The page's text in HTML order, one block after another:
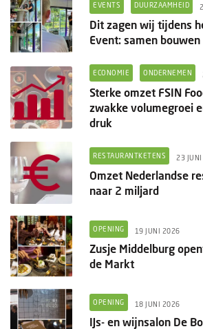
EVENTS DUURZAAMHEID
Dit zagen wij tijdens
Event: samen
ECONOMIE ONDERNEMEN
Sterke omzet FSIN
zwakke volumegroei
druk
RESTAURANTKETENS 23
Omzet Nederlandse
naar 2 miljard
OPENING 19 JUNI 2026
Zusje Middelburg
de Markt
OPENING 18 JUNI 2026
IJs- en wijnsalon De